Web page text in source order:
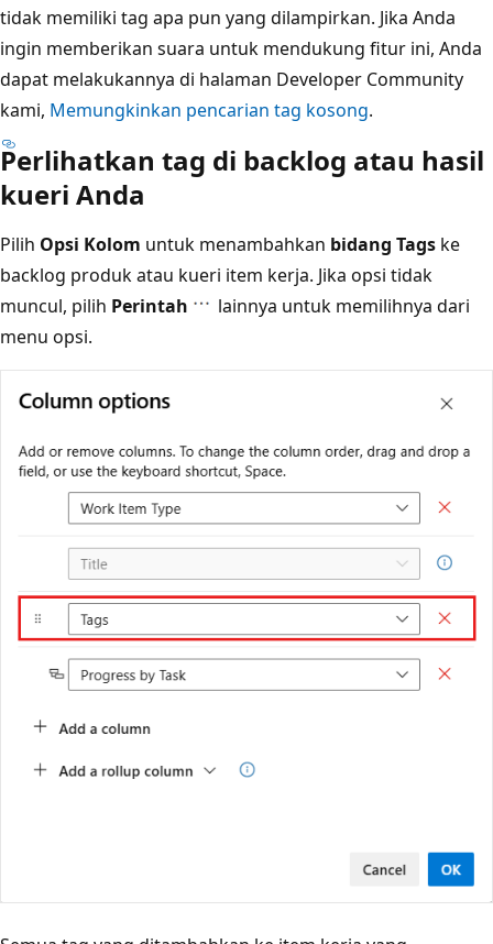
tidak memiliki tag apa pun yang dilampirkan. Jika Anda
ingin memberikan suara untuk mendukung fitur ini, Anda
dapat melakukannya di halaman Developer Community
kami, Memungkinkan pencarian tag kosong.
Perlihatkan tag di backlog atau hasil
kueri Anda
Pilih Opsi Kolom untuk menambahkan bidang Tags ke
backlog produk atau kueri item kerja. Jika opsi tidak
muncul, pilih Perintah
lainnya untuk memilihnya dari
menu opsi.